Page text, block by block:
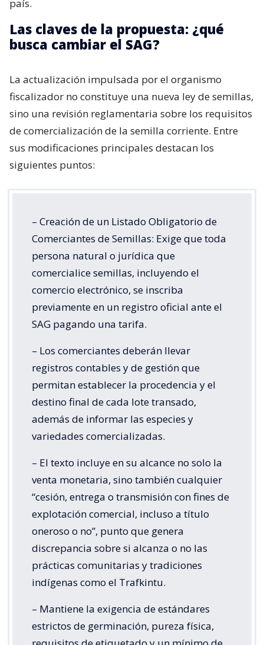
país.
Las claves de la propuesta: ¿qué
busca cambiar el SAG?
La actualización impulsada por el organismo
fiscalizador no constituye una nueva ley de semillas,
sino una revisión reglamentaria sobre los requisitos
de comercialización de la semilla corriente. Entre
sus modificaciones principales destacan los
siguientes puntos:
– Creación de un Listado Obligatorio de
Comerciantes de Semillas: Exige que toda
persona natural o jurídica que
comercialice semillas, incluyendo el
comercio electrónico, se inscriba
previamente en un registro oficial ante el
SAG pagando una tarifa.
– Los comerciantes deberán llevar
registros contables y de gestión que
permitan establecer la procedencia y el
destino final de cada lote transado,
además de informar las especies y
variedades comercializadas.
– El texto incluye en su alcance no solo la
venta monetaria, sino también cualquier
“cesión, entrega o transmisión con fines de
explotación comercial, incluso a título
oneroso o no”, punto que genera
discrepancia sobre si alcanza o no las
prácticas comunitarias y tradiciones
indígenas como el Trafkintu.
– Mantiene la exigencia de estándares
estrictos de germinación, pureza física,